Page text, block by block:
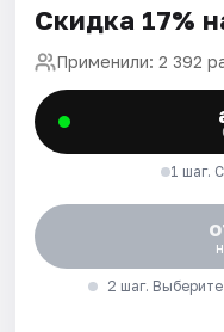
Скидка 17%
Применили: 2 392
1 шаг.
2 шаг.